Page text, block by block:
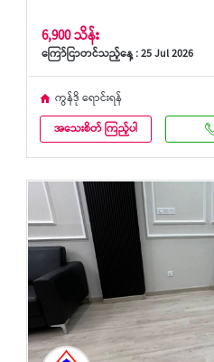
6,900 သိန်း
ကြော်ငြာတင်သည့်နေ့ : 25 Jul 2026
ကွန်ဒို ရောင်းရန်
အသေးစိတ် ကြည့်ပါ